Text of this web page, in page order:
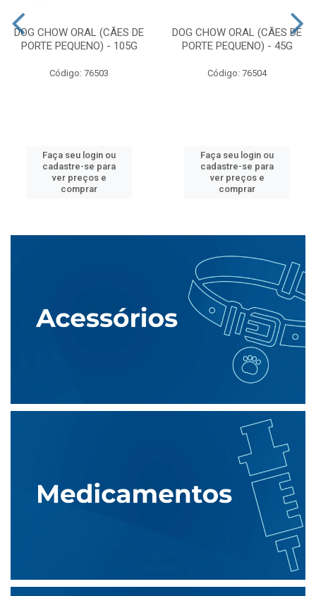
DOG CHOW ORAL (CÃES DE
PORTE PEQUENO) - 105G
Código: 76503
Faça seu login ou
cadastre-se para
ver preços e
comprar
DOG CHOW ORAL (CÃES DE
PORTE PEQUENO) - 45G
Código: 76504
Faça seu login ou
cadastre-se para
ver preços e
comprar